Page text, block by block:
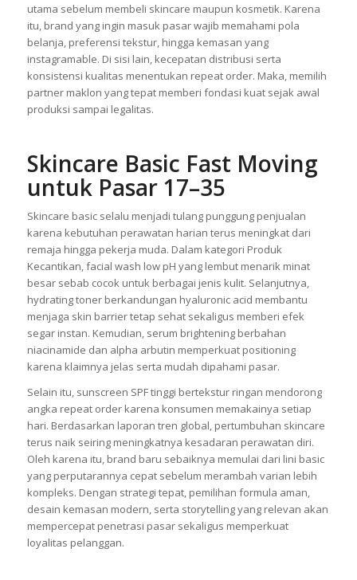
utama sebelum membeli skincare maupun kosmetik. Karena
itu, brand yang ingin masuk pasar wajib memahami pola
belanja, preferensi tekstur, hingga kemasan yang
instagramable. Di sisi lain, kecepatan distribusi serta
konsistensi kualitas menentukan repeat order. Maka, memilih
partner maklon yang tepat memberi fondasi kuat sejak awal
produksi sampai legalitas.
Skincare Basic Fast Moving
untuk Pasar 17–35
Skincare basic selalu menjadi tulang punggung penjualan
karena kebutuhan perawatan harian terus meningkat dari
remaja hingga pekerja muda. Dalam kategori Produk
Kecantikan, facial wash low pH yang lembut menarik minat
besar sebab cocok untuk berbagai jenis kulit. Selanjutnya,
hydrating toner berkandungan hyaluronic acid membantu
menjaga skin barrier tetap sehat sekaligus memberi efek
segar instan. Kemudian, serum brightening berbahan
niacinamide dan alpha arbutin memperkuat positioning
karena klaimnya jelas serta mudah dipahami pasar.
Selain itu, sunscreen SPF tinggi bertekstur ringan mendorong
angka repeat order karena konsumen memakainya setiap
hari. Berdasarkan laporan tren global, pertumbuhan skincare
terus naik seiring meningkatnya kesadaran perawatan diri.
Oleh karena itu, brand baru sebaiknya memulai dari lini basic
yang perputarannya cepat sebelum merambah varian lebih
kompleks. Dengan strategi tepat, pemilihan formula aman,
desain kemasan modern, serta storytelling yang relevan akan
mempercepat penetrasi pasar sekaligus memperkuat
loyalitas pelanggan.